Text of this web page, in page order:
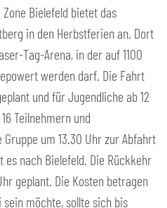
Zone Bielefeld bietet das
in den Herbstferien an. Dort
Tag-Arena, in der auf 1100
werden darf. Die Fahrt
und für Jugendliche ab 12
Teilnehmern und
um 13.30 Uhr zur Abfahrt
es nach Bielefeld. Die Rückkehr
geplant. Die Kosten betragen
sein möchte, sollte sich bis